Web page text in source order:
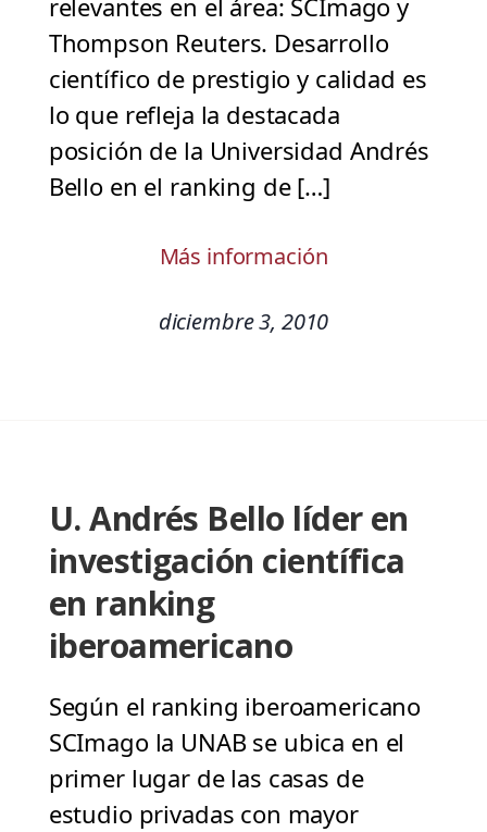
relevantes en el área: SCImago y
Thompson Reuters. Desarrollo
científico de prestigio y calidad es
lo que refleja la destacada
posición de la Universidad Andrés
Bello en el ranking de […]
Más información
diciembre 3, 2010
U. Andrés Bello líder en
investigación científica
en ranking
iberoamericano
Según el ranking iberoamericano
SCImago la UNAB se ubica en el
primer lugar de las casas de
estudio privadas con mayor